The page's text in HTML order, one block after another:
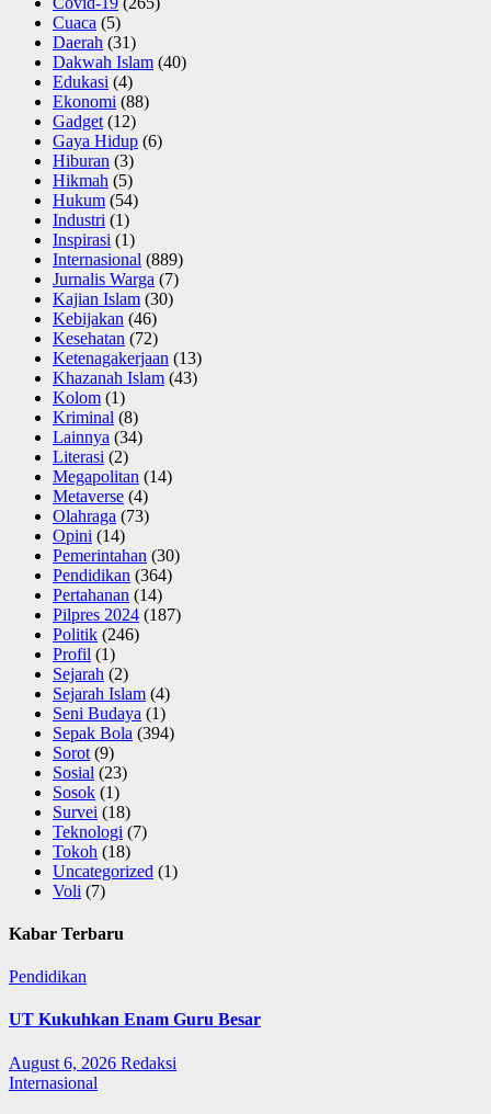
Cuaca (5)
Daerah (31)
Dakwah Islam (40)
Edukasi (4)
Ekonomi (88)
Gadget (12)
Gaya Hidup (6)
Hiburan (3)
Hikmah (5)
Hukum (54)
Industri (1)
Inspirasi (1)
Internasional (889)
Jurnalis Warga (7)
Kajian Islam (30)
Kebijakan (46)
Kesehatan (72)
Ketenagakerjaan (13)
Khazanah Islam (43)
Kolom (1)
Kriminal (8)
Lainnya (34)
Literasi (2)
Megapolitan (14)
Metaverse (4)
Olahraga (73)
Opini (14)
Pemerintahan (30)
Pendidikan (364)
Pertahanan (14)
Pilpres 2024 (187)
Politik (246)
Profil (1)
Sejarah (2)
Sejarah Islam (4)
Seni Budaya (1)
Sepak Bola (394)
Sorot (9)
Sosial (23)
Sosok (1)
Survei (18)
Teknologi (7)
Tokoh (18)
Uncategorized (1)
Voli (7)
Kabar Terbaru
Pendidikan
UT Kukuhkan Enam Guru Besar
August 6, 2026 Redaksi
Internasional